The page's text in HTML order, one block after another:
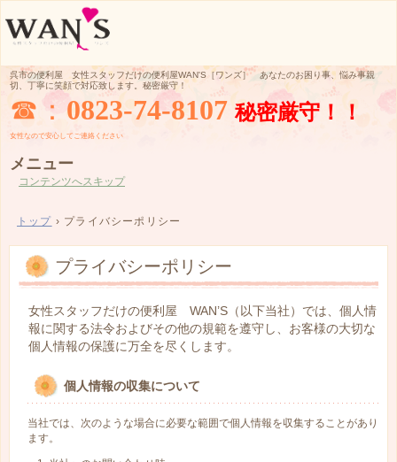
呉市の便利屋 女性スタッフだけの便利屋WAN'S［ワンズ］ あなたのお困り事、悩み事親
切、丁寧に笑顔で対応致します。秘密厳守！
☎： 0823-74-8107 秘密厳守！！
女性なので安心してご連絡ください
メニュー
コンテンツへスキップ
トップ › プライバシーポリシー
プライバシーポリシー
女性スタッフだけの便利屋 WAN’S（以下当社）では、個人情
報に関する法令およびその他の規範を遵守し、お客様の大切な
個人情報の保護に万全を尽くします。
個人情報の収集について
当社では、次のような場合に必要な範囲で個人情報を収集することがあり
ます。